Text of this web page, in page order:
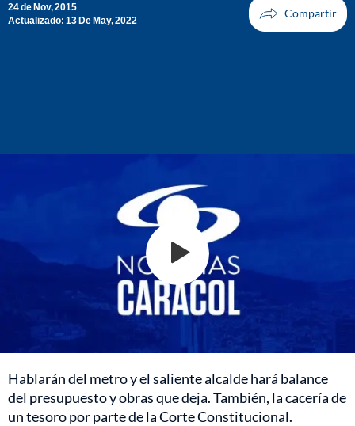
24 de Nov, 2015
Actualizado: 13 De May, 2022
Hablarán del metro y el saliente alcalde hará balance
del presupuesto y obras que deja. También, la cacería de
un tesoro por parte de la Corte Constitucional.